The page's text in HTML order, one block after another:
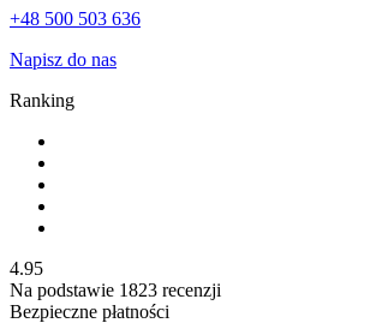
+48 500 503 636
Napisz do nas
Ranking
4.95
Na podstawie 1823 recenzji
Bezpieczne płatności